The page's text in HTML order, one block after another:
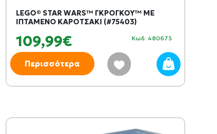
LEGO® STAR WARS™ ΓΚΡΟΓΚΟΥ™ ΜΕ
ΙΠΤΑΜΕΝΟ ΚΑΡΟΤΣΑΚΙ (#75403)
109,99€ Κωδ: 480673
Περισσότερα